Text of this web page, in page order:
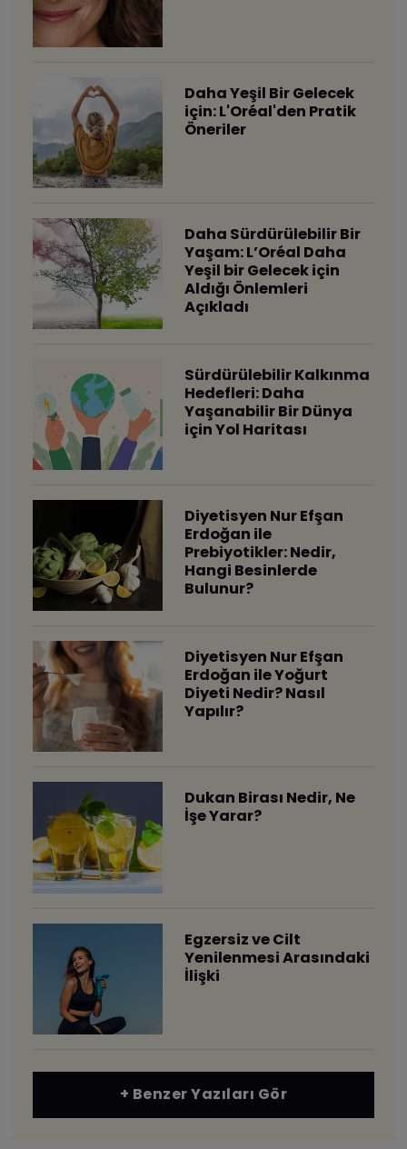
Daha Yeşil Bir Gelecek
için: L'Oréal'den Pratik
Öneriler
Daha Sürdürülebilir Bir
Yaşam: L’Oréal Daha
Yeşil bir Gelecek için
Aldığı Önlemleri
Açıkladı
Sürdürülebilir Kalkınma
Hedefleri: Daha
Yaşanabilir Bir Dünya
için Yol Haritası
Diyetisyen Nur Efşan
Erdoğan ile
Prebiyotikler: Nedir,
Hangi Besinlerde
Bulunur?
Diyetisyen Nur Efşan
Erdoğan ile Yoğurt
Diyeti Nedir? Nasıl
Yapılır?
Dukan Birası Nedir, Ne
İşe Yarar?
Egzersiz ve Cilt
Yenilenmesi Arasındaki
İlişki
+ Benzer Yazıları Gör